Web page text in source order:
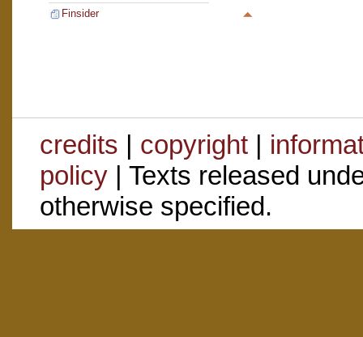
Finsider
credits | copyright|
policy| Texts released
otherwise specified.